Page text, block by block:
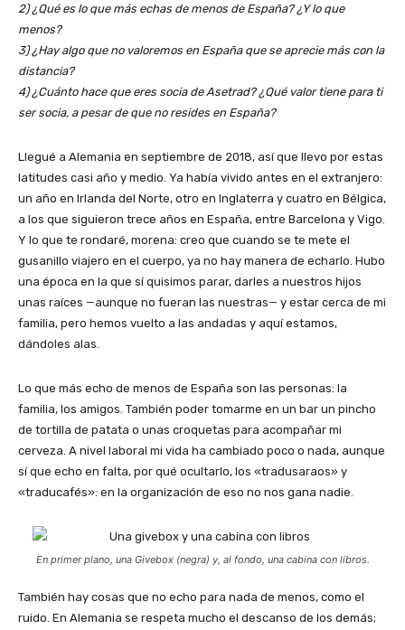
2) ¿Qué es lo que más echas de menos de España? ¿Y lo que
menos?
3) ¿Hay algo que no valoremos en España que se aprecie más con la
distancia?
4) ¿Cuánto hace que eres socia de Asetrad? ¿Qué valor tiene para ti
ser socia, a pesar de que no resides en España?
Llegué a Alemania en septiembre de 2018, así que llevo por estas
latitudes casi año y medio. Ya había vivido antes en el extranjero:
un año en Irlanda del Norte, otro en Inglaterra y cuatro en Bélgica,
a los que siguieron trece años en España, entre Barcelona y Vigo.
Y lo que te rondaré, morena: creo que cuando se te mete el
gusanillo viajero en el cuerpo, ya no hay manera de echarlo. Hubo
una época en la que sí quisimos parar, darles a nuestros hijos
unas raíces —aunque no fueran las nuestras— y estar cerca de mi
familia, pero hemos vuelto a las andadas y aquí estamos,
dándoles alas.
Lo que más echo de menos de España son las personas: la
familia, los amigos. También poder tomarme en un bar un pincho
de tortilla de patata o unas croquetas para acompañar mi
cerveza. A nivel laboral mi vida ha cambiado poco o nada, aunque
sí que echo en falta, por qué ocultarlo, los «tradusaraos» y
«traducafés»: en la organización de eso no nos gana nadie.
En primer plano, una Givebox(negra) y, al fondo, una cabina con libros.
También hay cosas que no echo para nada de menos, como el
ruido. En Alemania se respeta mucho el descanso de los demás;